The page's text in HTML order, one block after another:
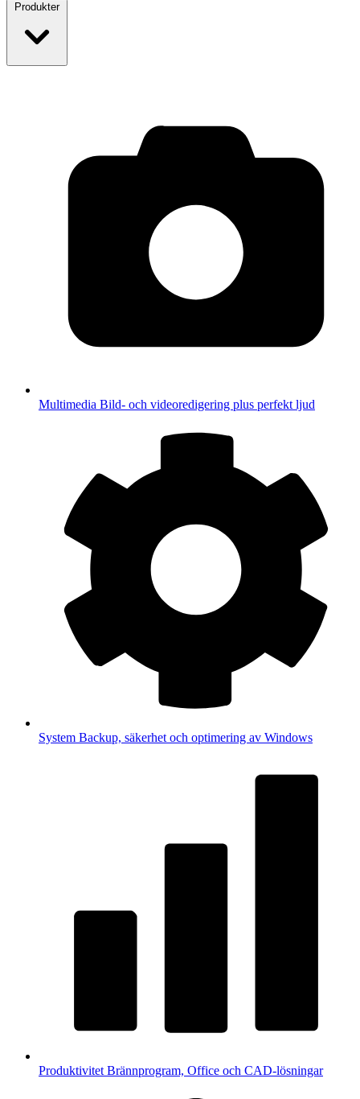
Produkter
Multimedia Bild- och videoredigering plus perfekt ljud
System Backup, säkerhet och optimering av Windows
Produktivitet Brännprogram, Office och CAD-lösningar